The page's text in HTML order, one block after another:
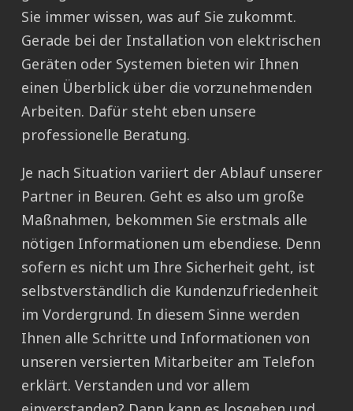
Sie immer wissen, was auf Sie zukommt.
Gerade bei der Installation von elektrischen
Geräten oder Systemen bieten wir Ihnen
einen Überblick über die vorzunehmenden
Arbeiten. Dafür steht eben unsere
professionelle Beratung.
Je nach Situation variiert der Ablauf unserer
Partner in Beuren. Geht es also um große
Maßnahmen, bekommen Sie erstmals alle
nötigen Informationen um ebendiese. Denn
sofern es nicht um Ihre Sicherheit geht, ist
selbstverständlich die Kundenzufriedenheit
im Vordergrund. In diesem Sinne werden
Ihnen alle Schritte und Informationen von
unseren versierten Mitarbeiter am Telefon
erklärt. Verstanden und vor allem